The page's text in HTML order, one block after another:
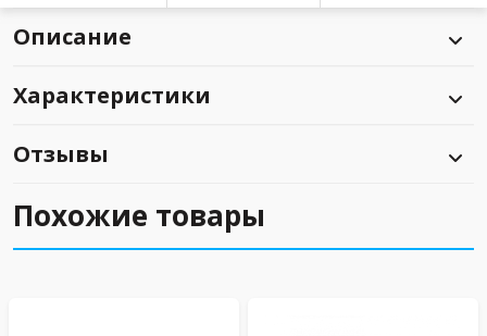
Описание
Характеристики
Отзывы
Похожие товары